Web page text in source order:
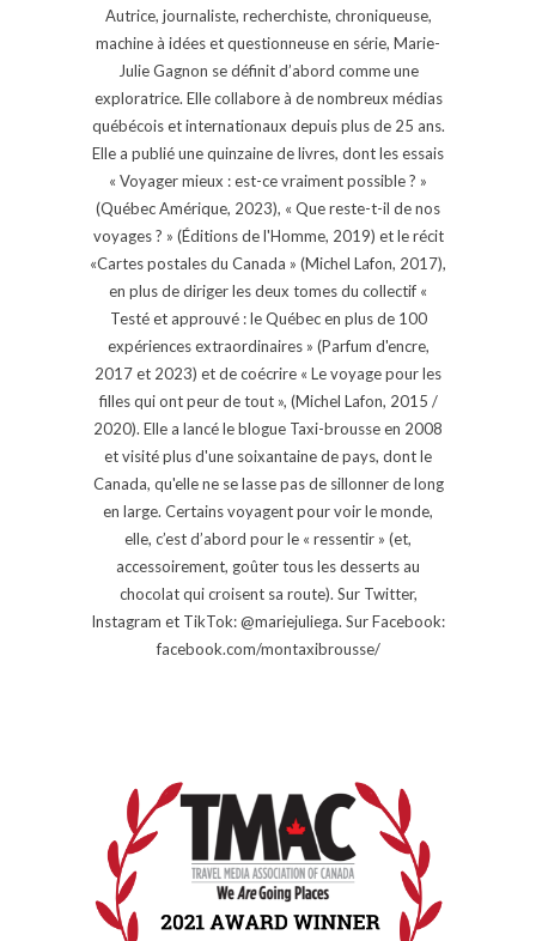
Autrice, journaliste, recherchiste, chroniqueuse,
machine à idées et questionneuse en série, Marie-
Julie Gagnon se définit d’abord comme une
exploratrice. Elle collabore à de nombreux médias
québécois et internationaux depuis plus de 25 ans.
Elle a publié une quinzaine de livres, dont les essais
« Voyager mieux : est-ce vraiment possible ? »
(Québec Amérique, 2023), « Que reste-t-il de nos
voyages ? » (Éditions de l'Homme, 2019) et le récit
«Cartes postales du Canada » (Michel Lafon, 2017),
en plus de diriger les deux tomes du collectif «
Testé et approuvé : le Québec en plus de 100
expériences extraordinaires » (Parfum d'encre,
2017 et 2023) et de coécrire « Le voyage pour les
filles qui ont peur de tout », (Michel Lafon, 2015 /
2020). Elle a lancé le blogue Taxi-brousse en 2008
et visité plus d'une soixantaine de pays, dont le
Canada, qu'elle ne se lasse pas de sillonner de long
en large. Certains voyagent pour voir le monde,
elle, c’est d’abord pour le « ressentir » (et,
accessoirement, goûter tous les desserts au
chocolat qui croisent sa route). Sur Twitter,
Instagram et TikTok: @mariejuliega. Sur Facebook:
facebook.com/montaxibrousse/